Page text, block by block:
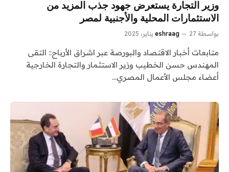
وزير التجارة يستعرض جهود جذب المزيد من
الاستثمارات المحلية والأجنبية لمصر
بواسطة eshraag 27 يناير، 2025
متابعات أخبار الاقتصاد والبورصة عبر اشراق الأرباح:: التقى
المهندس حسن الخطيب وزير الاستثمار والتجارة الخارجية
أعضاء مجلس الأعمال المصري…